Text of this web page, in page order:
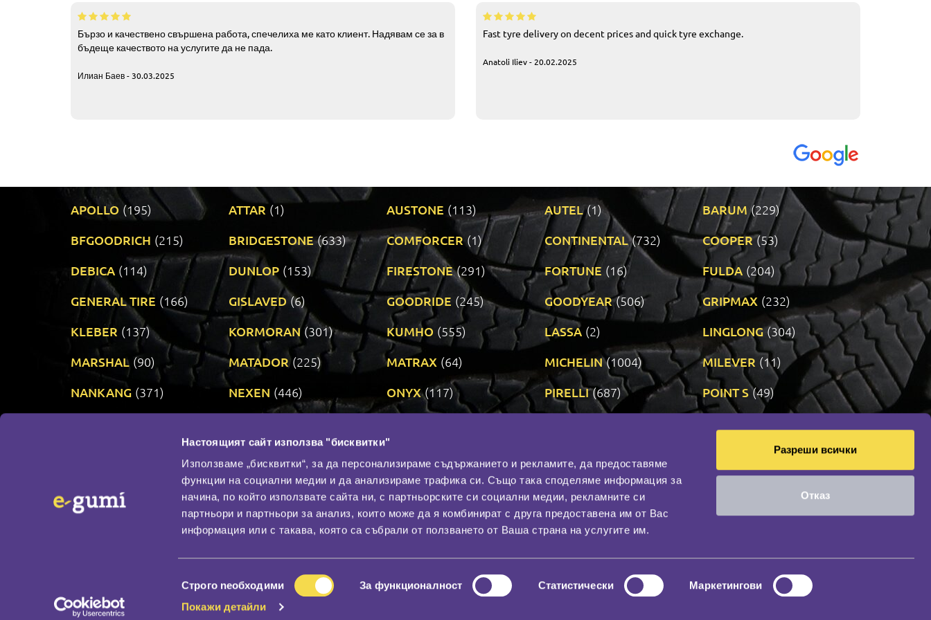
Настоящият сайт използва "бисквитки"
Използваме „бисквитки“, за да персонализираме съдържанието и рекламите, да предоставяме
функции на социални медии и да анализираме трафика си. Също така споделяме информация за
начина, по който използвате сайта ни, с партньорските си социални медии, рекламните си
партньори и партньори за анализ, които може да я комбинират с друга предоставена им от Вас
информация или с такава, която са събрали от ползването от Ваша страна на услугите им.
на
съгласие
Строго nеобходими За функционалност Статистически
Маркетингови
Покажи детайли
Разреши всички
Отказ
Бързо и качествено свършена работа, спечелиха ме като клиент. Надявам се за в
бъдеще качеството на услугите да не пада.
Илиан Баев - 30.03.2025
Fast tyre delivery on decent prices and quick tyre exchange.
Anatoli Iliev - 20.02.2025
APOLLO (195) ATTAR (1) AUSTONE (113) AUTEL (1) BARUM (229)
BFGOODRICH (215) BRIDGESTONE (633) COMFORCER (1) CONTINENTAL (732) COOPER (53)
DEBICA (114) DUNLOP (153) FIRESTONE (291) FORTUNE (16) FULDA (204)
GENERAL TIRE (166) GISLAVED (6) GOODRIDE (245) GOODYEAR (506) GRIPMAX (232)
KLEBER (137) KORMORAN (301) KUMHO (555) LASSA (2) LINGLONG (304)
MARSHAL (90) MATADOR (225) MATRAX (64) MICHELIN (1004) MILEVER (11)
NANKANG (371) NEXEN (446) ONYX (117) PIRELLI (687) POINT S (49)
VREDESTEIN (467)
По бранд
Промотирани гуми
Доставка и плащане
Политика за поверителност
Контакти
За нас
Гаранция
Социална мрежа
НАШИЯТ БЛОГ